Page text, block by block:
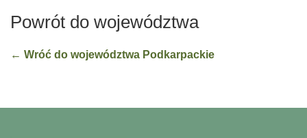
Powrót do województwa
← Wróć do województwa Podkarpackie